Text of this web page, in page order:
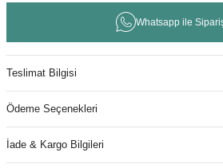
Whatsapp ile
Teslimat Bilgisi
Ödeme Seçenekleri
İade & Kargo Bilgileri